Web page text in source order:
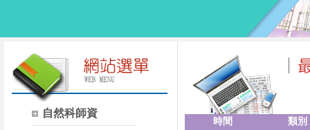
自然科師資
時間 類別